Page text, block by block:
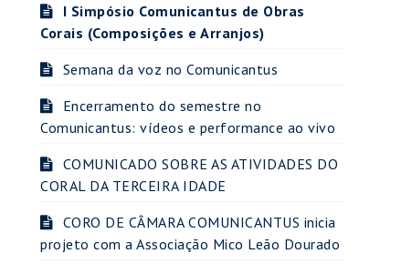
I Simpósio Comunicantus de Obras
Corais (Composições e Arranjos)
Semana da voz no Comunicantus
Encerramento do semestre no
Comunicantus: vídeos e performance ao vivo
COMUNICADO SOBRE AS ATIVIDADES DO
CORAL DA TERCEIRA IDADE
CORO DE CÂMARA COMUNICANTUS inicia
projeto com a Associação Mico Leão Dourado